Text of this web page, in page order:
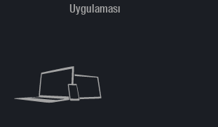
Uygulaması